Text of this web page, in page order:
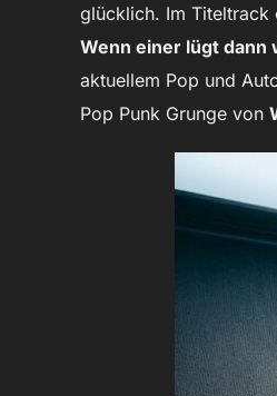
glücklich. Im
Wenn einer lügt dann
aktuellem Pop und
Pop Punk Grunge von